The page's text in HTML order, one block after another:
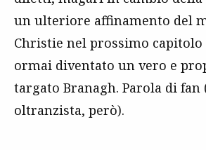
un ulteriore affinamento del
Christie nel prossimo capitolo
ormai diventato un vero e
targato Branagh. Parola di fan
oltranzista, però).